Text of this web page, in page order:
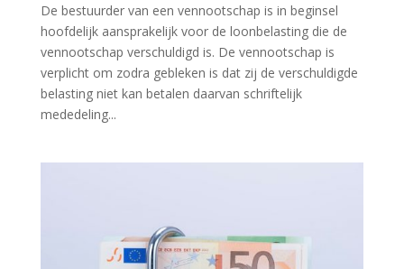
De bestuurder van een vennootschap is in beginsel
hoofdelijk aansprakelijk voor de loonbelasting die de
vennootschap verschuldigd is. De vennootschap is
verplicht om zodra gebleken is dat zij de verschuldigde
belasting niet kan betalen daarvan schriftelijk
mededeling...